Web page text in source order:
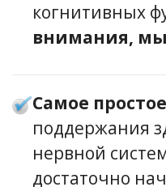
когнитивных
внимания,
Самое
поддержания
нервной
достаточно